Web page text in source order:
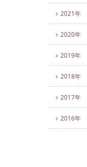
2021年
2020年
2019年
2018年
2017年
2016年